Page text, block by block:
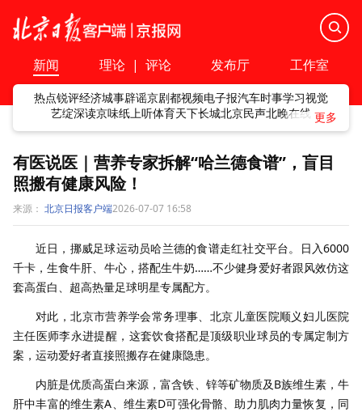
新闻 理论 | 评论 发布厅 工作室
热点锐评经济城事辟谣京剧都视频电子报汽车时事学习视觉
艺绽深读京味纸上听体育天下长城北京民声北晚在线
有医说医｜营养专家拆解“哈兰德食谱”，盲目
照搬有健康风险！
来源： 北京日报客户端2026-07-07 16:58
近日，挪威足球运动员哈兰德的食谱走红社交平台。日入6000
千卡，生食牛肝、牛心，搭配生牛奶……不少健身爱好者跟风效仿这
套高蛋白、超高热量足球明星专属配方。
对此，北京市营养学会常务理事、北京儿童医院顺义妇儿医院
主任医师李永进提醒，这套饮食搭配是顶级职业球员的专属定制方
案，运动爱好者直接照搬存在健康隐患。
内脏是优质高蛋白来源，富含铁、锌等矿物质及B族维生素，牛
肝中丰富的维生素A、维生素D可强化骨骼、助力肌肉力量恢复，同